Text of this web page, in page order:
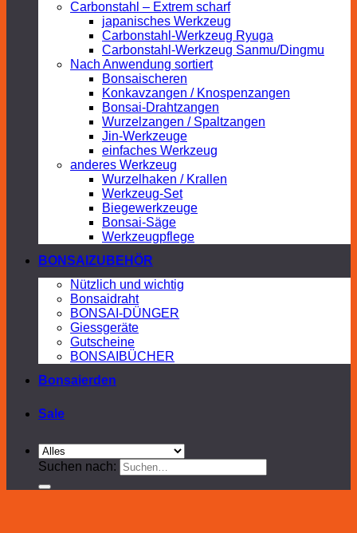
Carbonstahl – Extrem scharf
japanisches Werkzeug
Carbonstahl-Werkzeug Ryuga
Carbonstahl-Werkzeug Sanmu/Dingmu
Nach Anwendung sortiert
Bonsaischeren
Konkavzangen / Knospenzangen
Bonsai-Drahtzangen
Wurzelzangen / Spaltzangen
Jin-Werkzeuge
einfaches Werkzeug
anderes Werkzeug
Wurzelhaken / Krallen
Werkzeug-Set
Biegewerkzeuge
Bonsai-Säge
Werkzeugpflege
BONSAIZUBEHÖR
Nützlich und wichtig
Bonsaidraht
BONSAI-DÜNGER
Giessgeräte
Gutscheine
BONSAIBÜCHER
Bonsaierden
Sale
Suchen nach: